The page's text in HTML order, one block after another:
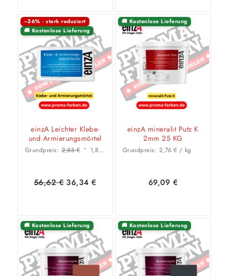
−36% · stark reduziert
🚚 Kostenlose Lieferung
einzA Leichter Klebe-
und Armierungsmörtel
Grundpreis:2,83€ 1,82
56,62€Ursprünglicher
Preis
56,62 €
36,34€ Aktueller
36,34 €.
🚚 Kostenlose Lieferung
einzA mineralit Putz K
2mm 25 KG
Grundpreis: 2,76 €/ kg
69,09 €
🚚 Kostenlose Lieferung 🚚 Kostenlose Lieferung